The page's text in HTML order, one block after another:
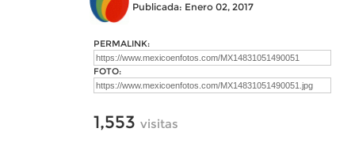
Publicada: Enero 02, 2017
PERMALINK:
FOTO:
1,553 visitas